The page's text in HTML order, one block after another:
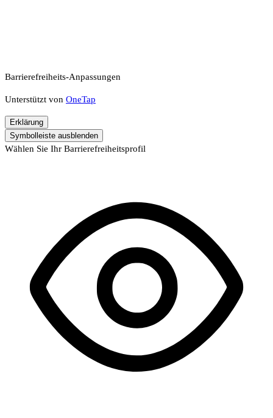
Barrierefreiheits-Anpassungen
Unterstützt von OneTap
Erklärung
Symbolleiste ausblenden
Wählen Sie Ihr Barrierefreiheitsprofil